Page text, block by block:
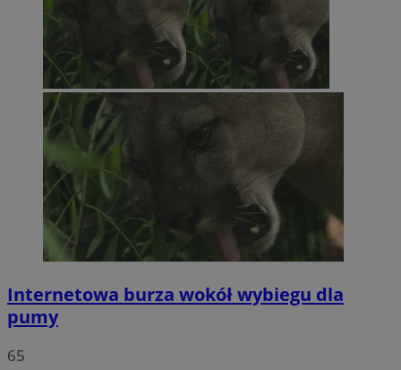
Internetowa burza wokół wybiegu dla
pumy
65